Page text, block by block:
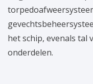
het schip, evenals tal
onderdelen.